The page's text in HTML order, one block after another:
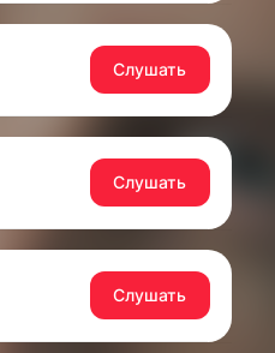
Слушать
Слушать
Слушать